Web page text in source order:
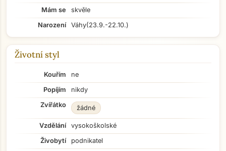
Mám se
skvěle
Narození
Váhy(23.9.-22.10.)
Životní styl
Kouřím
ne
Popíjím
nikdy
Zvířátko
žádné
Vzdělání
vysokoškolské
Živobytí
podnikatel